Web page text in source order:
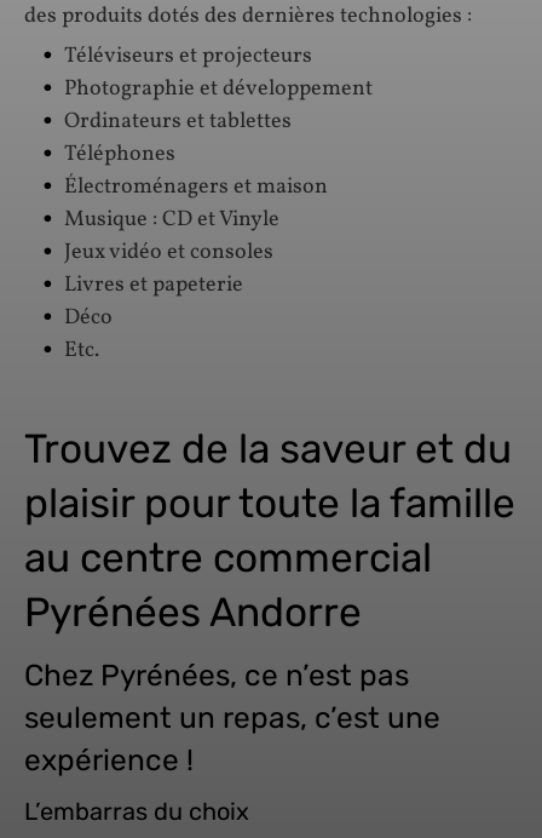
des produits dotés des dernières technologies :
Téléviseurs et projecteurs
Photographie et développement
Ordinateurs et tablettes
Téléphones
Électroménagers et maison
Musique : CD et Vinyle
Jeux vidéo et consoles
Livres et papeterie
Déco
Etc.
Trouvez de la saveur et du
plaisir pour toute la famille
au centre commercial
Pyrénées Andorre
Chez Pyrénées, ce n’est pas
seulement un repas, c’est une
expérience !
L’embarras du choix